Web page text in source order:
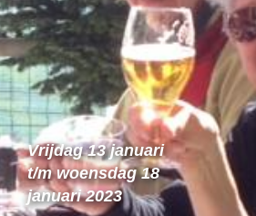
Vrijdag 13 januari
t/m woensdag 18
januari 2023